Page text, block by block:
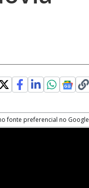
fonte preferencial no Google